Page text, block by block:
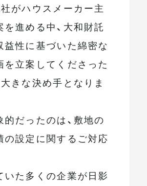
社がハウスメーカー主
を進める中、大和財託
益性に基づいた綿密な
を立案してくださった
大きな決め手となりま
的だったのは、敷地の
の設定に関するご対応
いた多くの企業が日影